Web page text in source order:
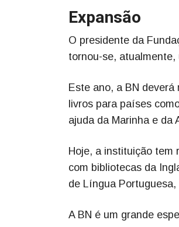
Expansão
O presidente da
tornou-se,
Este ano, a BN
livros para países
ajuda da Marinha e da
Hoje, a instituição tem
com bibliotecas da
de Língua
A BN é um grande